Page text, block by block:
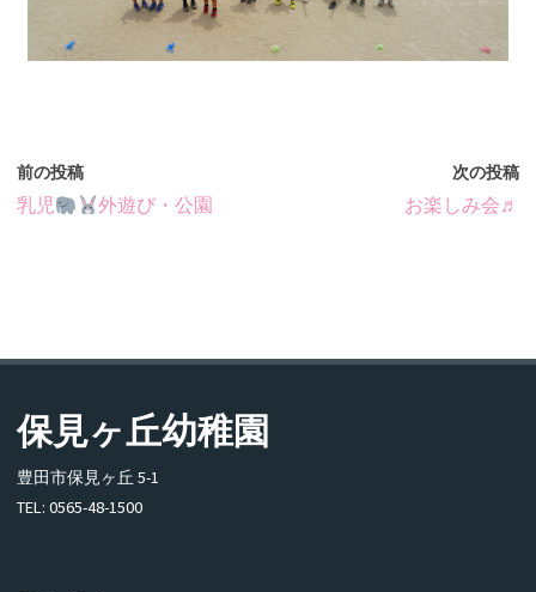
前の投稿
乳児 外遊び・公園
次の投稿
お楽しみ会♬
保見ヶ丘幼稚園
豊田市保見ヶ丘 5-1
TEL: 0565-48-1500